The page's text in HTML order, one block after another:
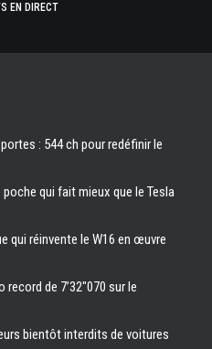
EN DIRECT
: 544 ch pour redéfinir le
qui fait mieux que le Tesla
qui réinvente le W16 en œuvre
de 7’32″070 sur le
bientôt interdits de voitures